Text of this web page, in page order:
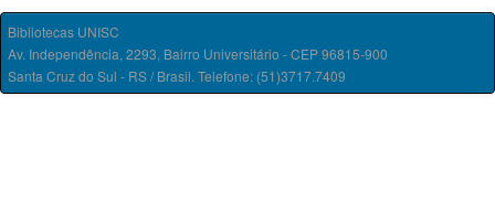
Bibliotecas UNISC
Av. Independência, 2293, Bairro Universitário - CEP 96815-900
Santa Cruz do Sul - RS / Brasil. Telefone: (51)3717.7409